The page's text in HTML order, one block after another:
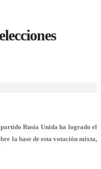
Rusia Unida ha logrado el
la base de esta votación mixta,